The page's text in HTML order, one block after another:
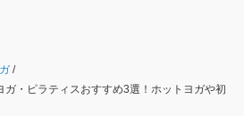
/
ガ・ピラティスおすすめ3選！ホットヨガや初